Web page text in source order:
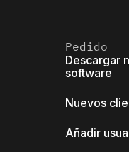
Pedido
Descargar
software
Nuevos
Añadir